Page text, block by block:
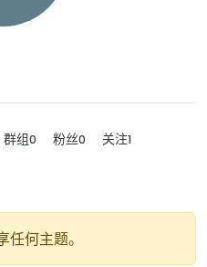
群组0 粉丝0 关注1
任何主题。